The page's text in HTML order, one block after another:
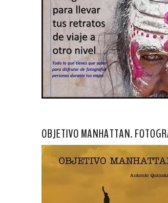
OBJETIVO MANHATTAN.